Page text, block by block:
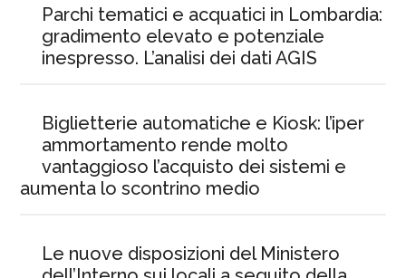
Parchi tematici e acquatici in Lombardia:
gradimento elevato e potenziale
inespresso. L’analisi dei dati AGIS
Biglietterie automatiche e Kiosk: l’iper
ammortamento rende molto
vantaggioso l’acquisto dei sistemi e
aumenta lo scontrino medio
Le nuove disposizioni del Ministero